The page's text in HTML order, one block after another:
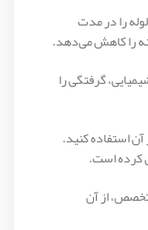
را در مدت
را کاهش می‌دهد.
گرفتگی را
آن استفاده کنید.
کرده است.
از آن